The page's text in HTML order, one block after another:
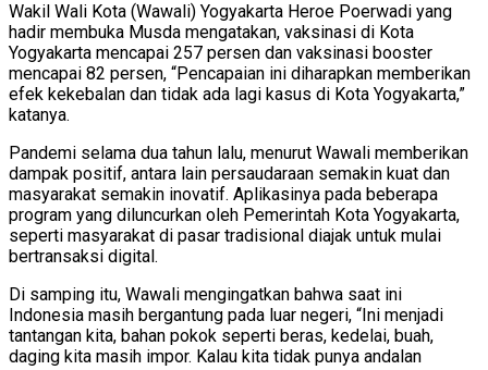
Wakil Wali Kota (Wawali) Yogyakarta Heroe Poerwadi yang
hadir membuka Musda mengatakan, vaksinasi di Kota
Yogyakarta mencapai 257 persen dan vaksinasi booster
mencapai 82 persen, “Pencapaian ini diharapkan memberikan
efek kekebalan dan tidak ada lagi kasus di Kota Yogyakarta,”
katanya.
Pandemi selama dua tahun lalu, menurut Wawali memberikan
dampak positif, antara lain persaudaraan semakin kuat dan
masyarakat semakin inovatif. Aplikasinya pada beberapa
program yang diluncurkan oleh Pemerintah Kota Yogyakarta,
seperti masyarakat di pasar tradisional diajak untuk mulai
bertransaksi digital.
Di samping itu, Wawali mengingatkan bahwa saat ini
Indonesia masih bergantung pada luar negeri, “Ini menjadi
tantangan kita, bahan pokok seperti beras, kedelai, buah,
daging kita masih impor. Kalau kita tidak punya andalan